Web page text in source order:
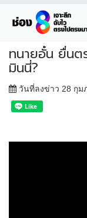
ทนายอั๋น ยื่นต
มินนี่?
วันที่ลงข่าว 28 กุม